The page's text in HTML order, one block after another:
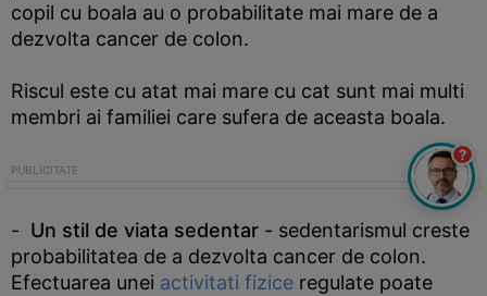
copil cu boala au o probabilitate mai mare de a
dezvolta cancer de colon.
Riscul este cu atat mai mare cu cat sunt mai multi
membri ai familiei care sufera de aceasta boala.
- Un stil de viata sedentar - sedentarismul creste
probabilitatea de a dezvolta cancer de colon.
Efectuarea unei activitati fizice regulate poate
?